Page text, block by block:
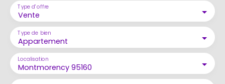
Vente
Type d'offre
Appartement
Type de bien
Montmorency 95160
Localisation